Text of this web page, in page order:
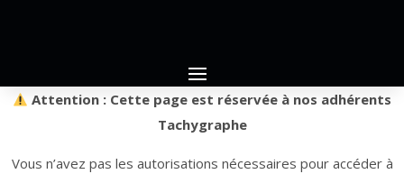
Attention : Cette page est réservée à nos adhérents
Tachygraphe
Vous n’avez pas les autorisations nécessaires pour accéder à